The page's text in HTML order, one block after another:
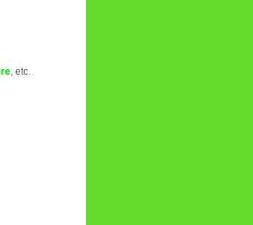
, etc.